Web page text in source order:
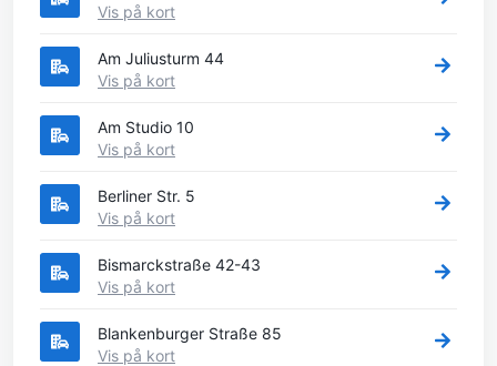
Vis på kort
Am Juliusturm 44
Vis på kort
Am Studio 10
Vis på kort
Berliner Str. 5
Vis på kort
Bismarckstraße 42-43
Vis på kort
Blankenburger Straße 85
Vis på kort